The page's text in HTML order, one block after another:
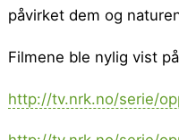
påvirket dem og
Filmene ble nylig vist
http://tv.nrk.no/serie/